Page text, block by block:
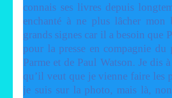
connais ses livres depuis
enchanté à ne plus lâcher
grands signes car il a besoin que
pour la presse en compagnie
Parme et de Paul Watson. Je dis
qu’il veut que je vienne faire les
je suis sur la photo, mais là,